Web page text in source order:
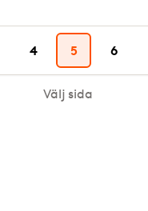
4 5 6
Välj sida